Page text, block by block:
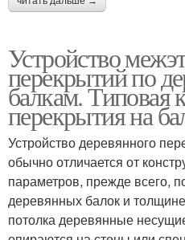
Устройство
перекрытий по
балкам. Типовая
перекрытия на
Устройство деревянного
обычно отличается от
параметров, прежде всего,
деревянных балок и
потолка деревянные